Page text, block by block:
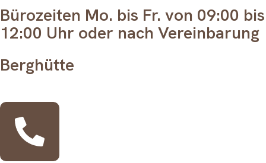
Bürozeiten Mo. bis Fr. von 09:00 bis
12:00 Uhr oder nach Vereinbarung
Berghütte